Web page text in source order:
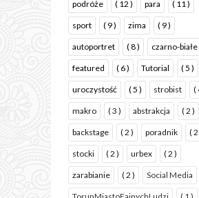
podróże ( 12 ) para ( 11 )
sport ( 9 ) zima ( 9 )
autoportret ( 8 ) czarno-białe
featured ( 6 ) Tutorial ( 5 )
uroczystość ( 5 ) strobist (
makro ( 3 ) abstrakcja ( 2 )
backstage ( 2 ) poradnik ( 2
stocki ( 2 ) urbex ( 2 )
zarabianie ( 2 ) Social Media